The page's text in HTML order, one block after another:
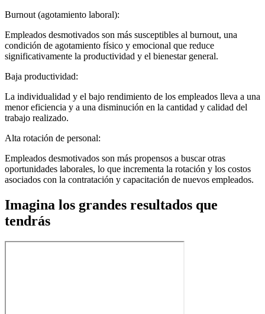
Burnout (agotamiento laboral):
Empleados desmotivados son más susceptibles al burnout, una
condición de agotamiento físico y emocional que reduce
significativamente la productividad y el bienestar general.
Baja productividad:
La individualidad y el bajo rendimiento de los empleados lleva a una
menor eficiencia y a una disminución en la cantidad y calidad del
trabajo realizado.
Alta rotación de personal:
Empleados desmotivados son más propensos a buscar otras
oportunidades laborales, lo que incrementa la rotación y los costos
asociados con la contratación y capacitación de nuevos empleados.
Imagina los grandes resultados que
tendrás